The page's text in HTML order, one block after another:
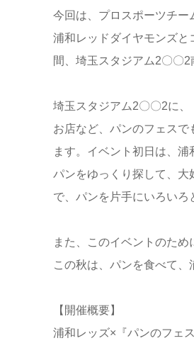
今回は、プロスポーツチー
浦和レッドダイヤモンズと
間、埼玉スタジアム2〇〇
埼玉スタジアム2〇〇2に
お店など、パンのフェス
ます。イベント初日は、
パンをゆっくり探して、
で、パンを片手にいろいろ
また、このイベントのため
この秋は、パンを食べて、
【開催概要】
浦和レッズ×『パンのフェス